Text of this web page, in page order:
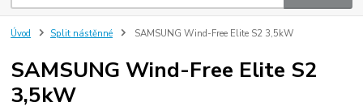
Úvod Split nástěnné SAMSUNG Wind-Free Elite S2 3,5kW
SAMSUNG Wind-Free Elite S2
3,5kW